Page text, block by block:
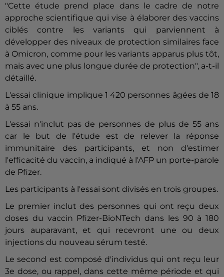
"Cette étude prend place dans le cadre de notre
approche scientifique qui vise à élaborer des vaccins
ciblés contre les variants qui parviennent à
développer des niveaux de protection similaires face
à Omicron, comme pour les variants apparus plus tôt,
mais avec une plus longue durée de protection", a-t-il
détaillé.
L'essai clinique implique 1 420 personnes âgées de 18
à 55 ans.
L'essai n'inclut pas de personnes de plus de 55 ans
car le but de l'étude est de relever la réponse
immunitaire des participants, et non d'estimer
l'efficacité du vaccin, a indiqué à l'AFP un porte-parole
de Pfizer.
Les participants à l'essai sont divisés en trois groupes.
Le premier inclut des personnes qui ont reçu deux
doses du vaccin Pfizer-BioNTech dans les 90 à 180
jours auparavant, et qui recevront une ou deux
injections du nouveau sérum testé.
Le second est composé d'individus qui ont reçu leur
3e dose, ou rappel, dans cette même période et qui